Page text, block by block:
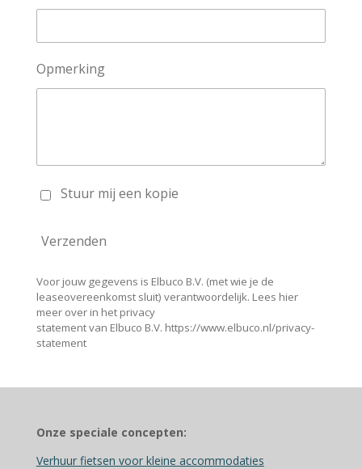
Opmerking
Stuur mij een kopie
Verzenden
Voor jouw gegevens is Elbuco B.V. (met wie je de
leaseovereenkomst sluit) verantwoordelijk. Lees hier
meer over in het privacy
statement van Elbuco B.V. https://www.elbuco.nl/privacy-
statement
Onze speciale concepten:
Verhuur fietsen voor kleine accommodaties